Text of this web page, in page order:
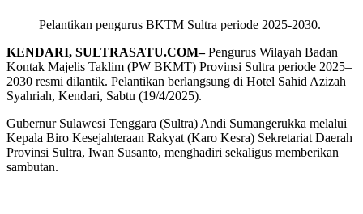
Pelantikan pengurus BKTM Sultra periode 2025-2030.
KENDARI, SULTRASATU.COM–Pengurus Wilayah Badan
Kontak Majelis Taklim (PW BKMT) Provinsi Sultra periode 2025–
2030 resmi dilantik. Pelantikan berlangsung di Hotel Sahid Azizah
Syahriah, Kendari, Sabtu (19/4/2025).
Gubernur Sulawesi Tenggara (Sultra) Andi Sumangerukka melalui
Kepala Biro Kesejahteraan Rakyat (Karo Kesra) Sekretariat Daerah
Provinsi Sultra, Iwan Susanto, menghadiri sekaligus memberikan
sambutan.